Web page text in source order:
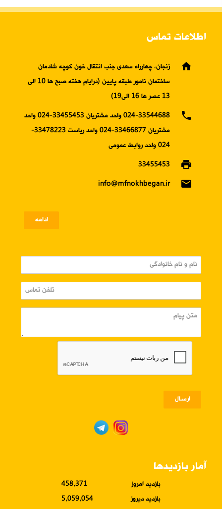
اطلاعات تماس
home
زنجان، چهارراه سعدی جنب انتقال خون کوچه شادمان
ساختمان نامور طبقه پایین (درایام هفته صبح ها 10 الی
13 عصر ها 16 الی19)
phone
024-33544688 واحد مشتریان 33455453-024 واحد
مشتریان 33466877-024 واحد ریاست 33478223-
024 واحد روابط عمومی
print
33455453
email
info@mfnokhbegan.ir
ادامه
ارسـال
آمار بازدیدها
بازدید امروز
458,371
بازدید دیروز
5,059,054